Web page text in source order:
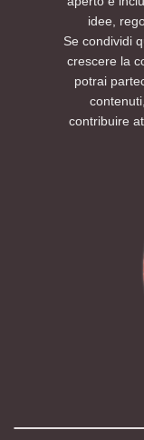
idee,
Se condividi
crescere la
potrai
contribuire